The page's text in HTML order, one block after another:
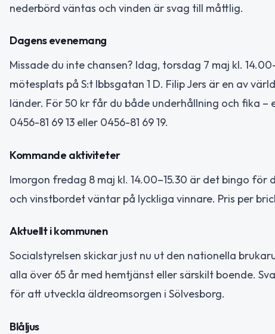
nederbörd väntas och vinden är svag till måttlig.
Dagens evenemang
Missade du inte chansen? Idag, torsdag 7 maj kl.
mötesplats på S:t Ibbsgatan 1 D. Filip Jers är en av
länder. För 50 kr får du både underhållning och fika
0456-81 69 13 eller 0456-81 69 19.
Kommande aktiviteter
Imorgon fredag 8 maj kl. 14.00–15.30 är det bingo för
och vinstbordet väntar på lyckliga vinnare. Pris per
Aktuellt i kommunen
Socialstyrelsen skickar just nu ut den nationella
alla över 65 år med hemtjänst eller särskilt boende.
för att utveckla äldreomsorgen i Sölvesborg.
Blåljus